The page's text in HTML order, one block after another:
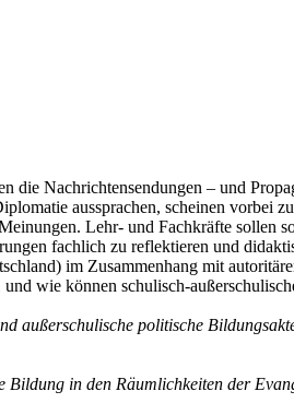
die Nachrichtensendungen – und
aussprachen, scheinen vorbei
Lehr- und Fachkräfte sollen
fachlich zu reflektieren und
im Zusammenhang mit
wie können schulisch-
außerschulische politische
Bildung in den Räumlichkeiten der